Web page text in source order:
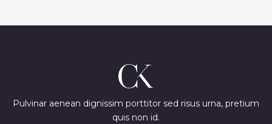
Pulvinar aenean dignissim porttitor sed risus urna, pretium
quis non id.